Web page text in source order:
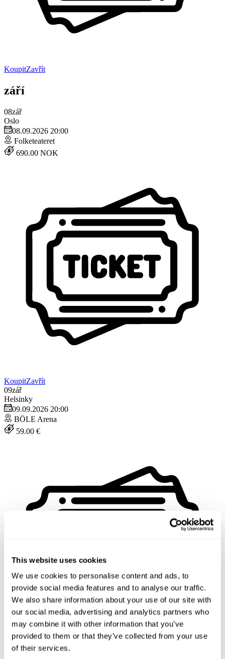
This website uses cookies
We use cookies to personalise content and ads, to
provide social media features and to analyse our traffic.
We also share information about your use of our site with
our social media, advertising and analytics partners who
may combine it with other information that you’ve
provided to them or that they’ve collected from your use
of their services.
KoupitZavřít
září
08zář
Oslo
08.09.2026 20:00
Folketeateret
690.00 NOK
KoupitZavřít
09zář
Helsinky
09.09.2026 20:00
BÖLE Arena
59.00 €